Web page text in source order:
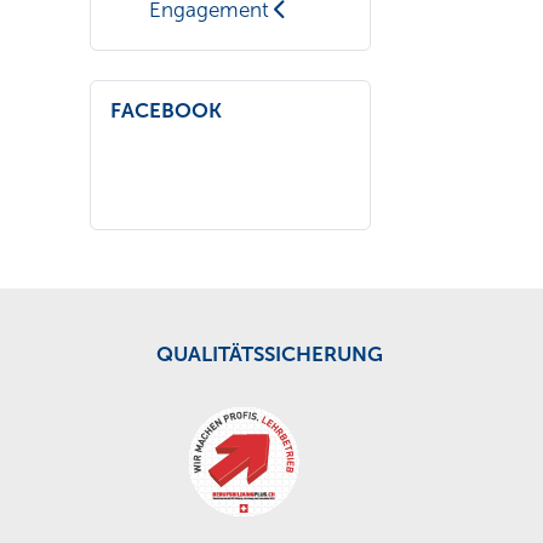
Engagement
FACEBOOK
QUALITÄTSSICHERUNG